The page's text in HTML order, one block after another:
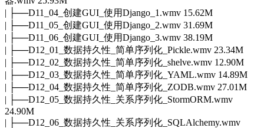
| ├──D11_04_创建GUI_使用Django_1.wmv 15.62M
| ├──D11_05_创建GUI_使用Django_2.wmv 31.69M
| ├──D11_06_创建GUI_使用Django_3.wmv 38.19M
| ├──D12_01_数据持久性_简单序列化_Pickle.wmv 23.34M
| ├──D12_02_数据持久性_简单序列化_shelve.wmv 12.90M
| ├──D12_03_数据持久性_简单序列化_YAML.wmv 14.89M
| ├──D12_04_数据持久性_简单序列化_ZODB.wmv 27.01M
| ├──D12_05_数据持久性_关系序列化_StormORM.wmv
24.90M
| ├──D12_06_数据持久性_关系序列化_SQLAlchemy.wmv